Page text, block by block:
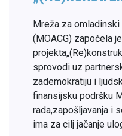
Mreža za
(MOACG) započela
sprovodi uz
zademokratiju i
finansijsku podršku
rada,zapošljavanja i
ima za cilj jačanje